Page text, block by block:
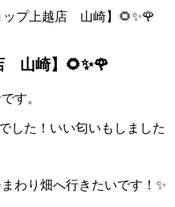
ップ上越店 山崎】🌻✨🌹
山崎】🌻✨🌹
す。
した！いい匂いもしました
わり畑へ行きたいです！✨